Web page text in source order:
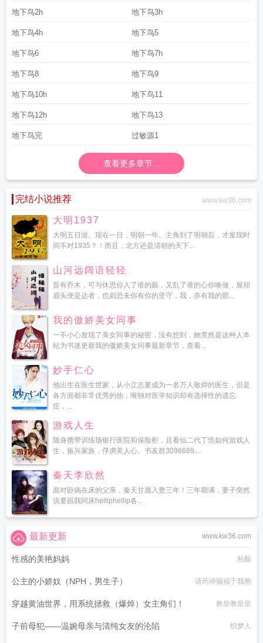
地下鸟2h 地下鸟3h
地下鸟4h 地下鸟5
地下鸟6 地下鸟7h
地下鸟8 地下鸟9
地下鸟10h 地下鸟11
地下鸟12h 地下鸟13
地下鸟完 过敏源1
查看更多章节...
完结小说推荐 www.kw36.com
大明1937
大明五日游。现在一日，明朝一年。主角到了明朝后，才发现时
间不对1935？！而且，北方还是清朝的天下...
山河远阔语轻轻
昔有乔木，可与休思你入了谁的眼，又乱了谁的心你唤做，展却
眉头便是达者，也则恐未你有你的坚守，我，亦有我的那...
我的傲娇美女同事
一不小心发现了美女同事的秘密，没有想到，她竟然是这种人本
站为书迷更新我的傲娇美女同事最新章节，查看...
妙手仁心
他出生在医生世家，从小立志要成为一名万人敬仰的医生，但是
各方面都非常优秀的他，唯独对医学知识却有选择性的遗忘
症，...
游戏人生
随身携带训练场银行医院和保险柜，且看仙二代丁浩如何游戏人
生，振兴家族，俘虏美人心。书友群3096689...
秦天李欣然
面对卧病在床的父亲，秦天甘愿入赘三年！三年期满，妻子突然
说要跟我同床helliphellip各...
www.kw36.com
最新更新
性感的美艳妈妈 柏毅
公主的小娇奴（NPH，男生子） 请药师赐福于我胞
穿越黄油世界，用系统拯救（爆焯）女主角们！ 教皇教皇皇
子前母犯——温婉母亲与清纯女友的沦陷 织梦人